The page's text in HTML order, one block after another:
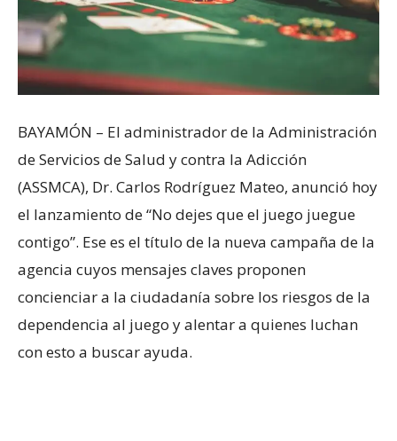
BAYAMÓN – El administrador de la Administración
de Servicios de Salud y contra la Adicción
(ASSMCA), Dr. Carlos Rodríguez Mateo, anunció hoy
el lanzamiento de “No dejes que el juego juegue
contigo”. Ese es el título de la nueva campaña de la
agencia cuyos mensajes claves proponen
concienciar a la ciudadanía sobre los riesgos de la
dependencia al juego y alentar a quienes luchan
con esto a buscar ayuda.